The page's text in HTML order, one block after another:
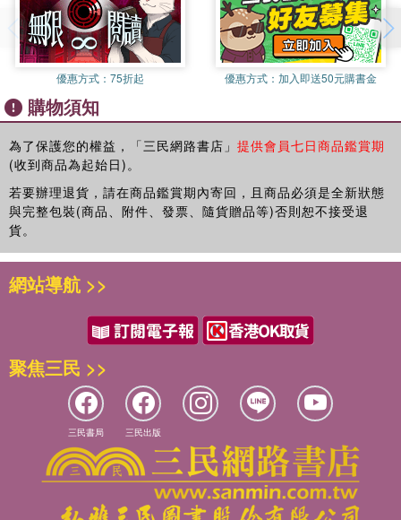
難檢字總筆畫索引
國語注音、漢語拼音對照表與書寫說明
注音符號與漢語拼音對照檢字索引
優惠方式： 75折起 優惠方式： 加入即送50元購書金
購物須知
為了保護您的權益，「三民網路書店」 提供會員七日商品鑑賞期
(收到商品為起始日)。
若要辦理退貨，請在商品鑑賞期內寄回，且商品必須是全新狀態
與完整包裝(商品、附件、發票、隨貨贈品等)否則恕不接受退
貨。
網站導航 >>
聚焦三民 >>
三民書局 三民出版